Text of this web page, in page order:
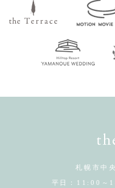
札幌市中
平日：11:00